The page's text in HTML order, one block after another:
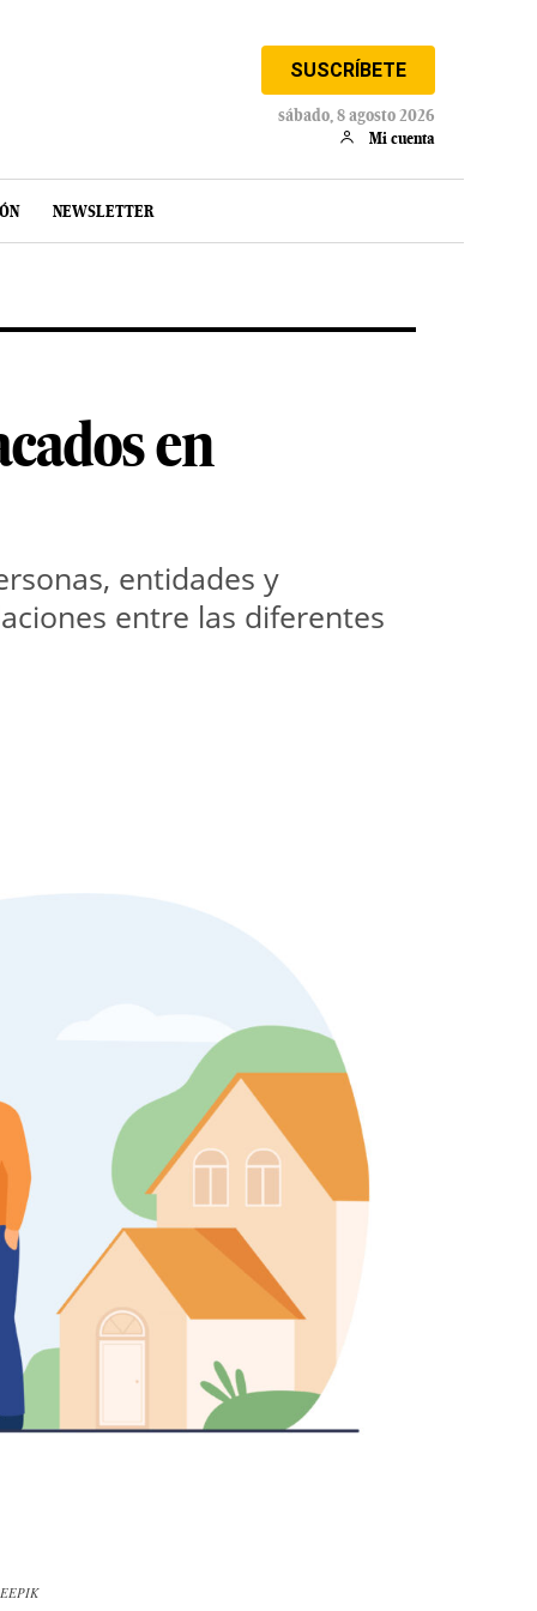
SUSCRÍBETE
sábado, 8 agosto 2026
Mi cuenta
NEWSLETTER
en
entidades y
entre las diferentes